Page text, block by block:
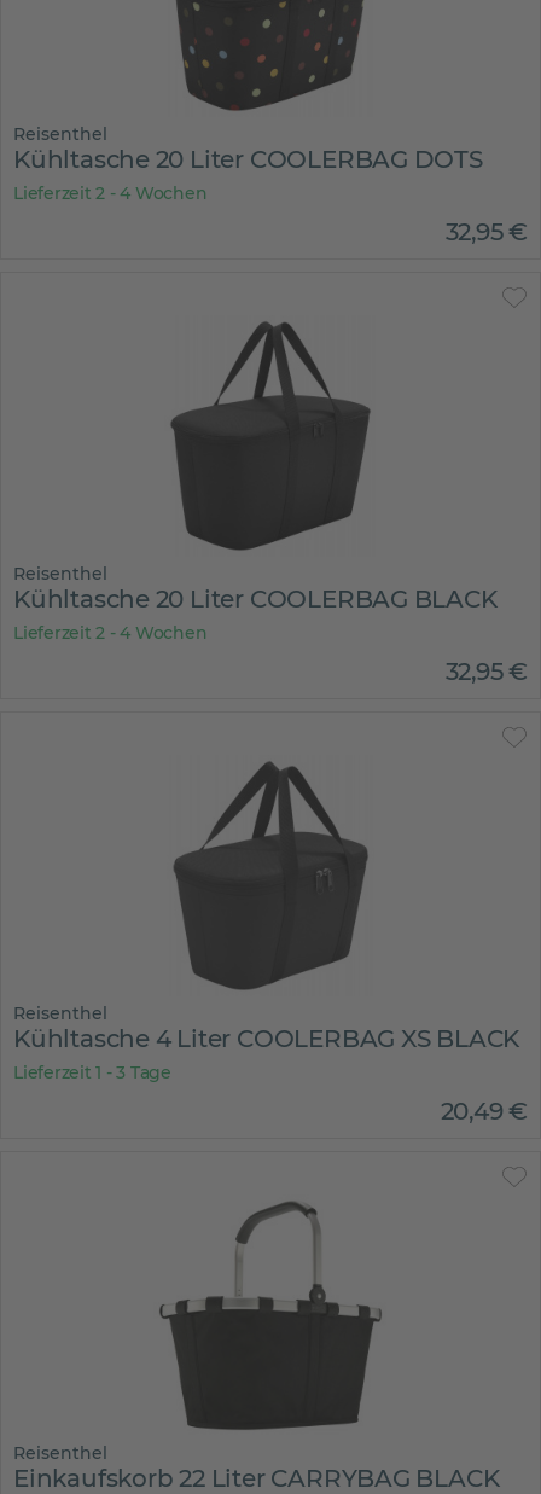
Reisenthel
Kühltasche 20 Liter COOLERBAG DOTS
Lieferzeit 2 - 4 Wochen
32,95€
Reisenthel
Kühltasche 20 Liter COOLERBAG BLACK
Lieferzeit 2 - 4 Wochen
32,95€
Reisenthel
Kühltasche 4 Liter COOLERBAG XS BLACK
Lieferzeit 1 - 3 Tage
20,49€
Reisenthel
Einkaufskorb 22 Liter CARRYBAG BLACK